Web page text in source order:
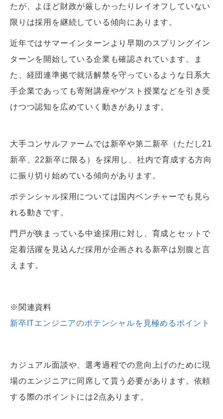
たが、よほど財政が厳しかったりレイオフしていない
限りは採用を継続している傾向にあります。
近年ではサマーインターンより早期のスプリングイン
ターンを開始している企業も確認されています。ま
た、経団連準拠で就活解禁を守っているような日系大
手企業であっても寄附講座やゲスト授業などを引き受
けつつ認知を広めていく動きがあります。
大手コンサルファームでは新卒や第二新卒（ただし21
新卒、22新卒に限る）を採用し、社内で育成する方向
に振り切り始めている傾向があります。
ポテンシャル採用については国内ベンチャーでも見ら
れる動きです。
門戸が狭まっている中途採用に対し、育成とセットで
定着活躍を見込んだ採用が企画される新卒は別腹と言
えます。
※関連資料
新卒ITエンジニアのポテンシャルを見極めるポイント
カジュアル面談や、選考過程での意向上げのために現
場のエンジニアに同席して貰う必要があります。依頼
する際のポイントには2点あります。